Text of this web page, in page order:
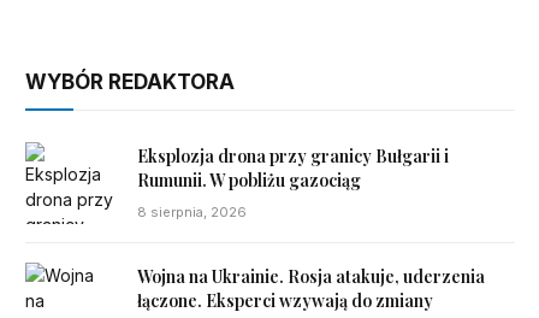
WYBÓR REDAKTORA
Eksplozja drona przy granicy Bułgarii i
Rumunii. W pobliżu gazociąg
8 sierpnia, 2026
Wojna na Ukrainie. Rosja atakuje, uderzenia
łączone. Eksperci wzywają do zmiany